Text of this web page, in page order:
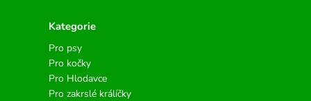
Kategorie
Pro psy
Pro kočky
Pro Hlodavce
Pro zakrslé králíčky